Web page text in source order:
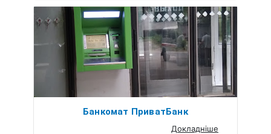
Банкомат ПриватБанк
Докладніше